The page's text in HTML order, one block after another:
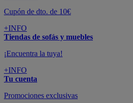
Cupón de dto. de 10€
+INFO
Tiendas de sofás y muebles
¡Encuentra la tuya!
+INFO
Tu cuenta
Promociones exclusivas